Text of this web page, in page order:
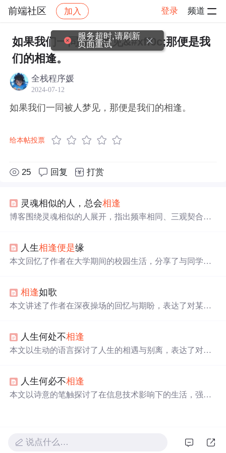
前端社区 加入 登录 频道
社区 前端社区 感慨 帖子详情
如果我们一同被人梦见&#xff0c;那便是我
们的相逢。
全栈程序媛
2024-07-12
如果我们一同被人梦见，那便是我们的相逢。
给本帖投票
25 回复 打赏
灵魂相似的人，总会相逢
博客围绕灵魂相似的人展开，指出频率相同、三观契合的
开阔视角看待生命中的人和事。
人生相逢便是缘
本文回忆了作者在大学期间的校园生活，分享了与同学之
相逢如歌
本文讲述了作者在深夜操场的回忆与期盼，表达了对某人
人生何处不相逢
本文以生动的语言探讨了人生的相遇与别离，表达了对于
人生何必不相逢
本文以诗意的笔触探讨了在信息技术影响下的生活，强调
说点什么…
服务超时,请刷新
页面重试